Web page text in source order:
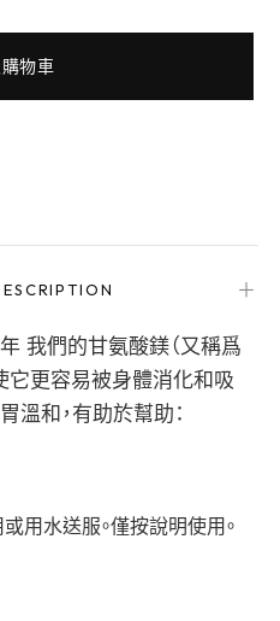
物車
＋
我們的甘氨酸鎂（又稱爲
它更容易被身體消化和吸
溫和，有助於幫助：
用水送服。僅按說明使用。